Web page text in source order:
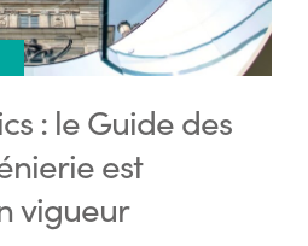
: le Guide des
est
vigueur